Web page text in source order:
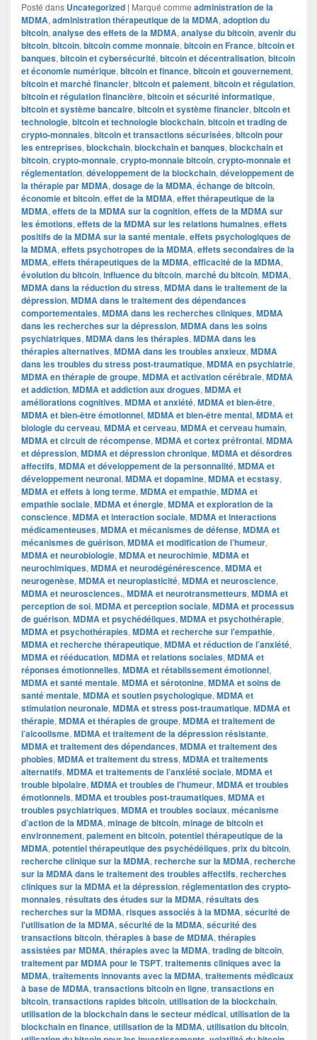
Posté dans Uncategorized | Marqué comme administration de la
MDMA, administration thérapeutique de la MDMA, adoption du
bitcoin, analyse des effets de la MDMA, analyse du bitcoin, avenir du
bitcoin, bitcoin, bitcoin comme monnaie, bitcoin en France, bitcoin et
banques, bitcoin et cybersécurité, bitcoin et décentralisation, bitcoin
et économie numérique, bitcoin et finance, bitcoin et gouvernement,
bitcoin et marché financier, bitcoin et paiement, bitcoin et régulation,
bitcoin et régulation financière, bitcoin et sécurité informatique,
bitcoin et système bancaire, bitcoin et système financier, bitcoin et
technologie, bitcoin et technologie blockchain, bitcoin et trading de
crypto-monnaies, bitcoin et transactions sécurisées, bitcoin pour
les entreprises, blockchain, blockchain et banques, blockchain et
bitcoin, crypto-monnaie, crypto-monnaie bitcoin, crypto-monnaie et
réglementation, développement de la blockchain, développement de
la thérapie par MDMA, dosage de la MDMA, échange de bitcoin,
économie et bitcoin, effet de la MDMA, effet thérapeutique de la
MDMA, effets de la MDMA sur la cognition, effets de la MDMA sur
les émotions, effets de la MDMA sur les relations humaines, effets
positifs de la MDMA sur la santé mentale, effets psychologiques de
la MDMA, effets psychotropes de la MDMA, effets secondaires de la
MDMA, effets thérapeutiques de la MDMA, efficacité de la MDMA,
évolution du bitcoin, influence du bitcoin, marché du bitcoin, MDMA,
MDMA dans la réduction du stress, MDMA dans le traitement de la
dépression, MDMA dans le traitement des dépendances
comportementales, MDMA dans les recherches cliniques, MDMA
dans les recherches sur la dépression, MDMA dans les soins
psychiatriques, MDMA dans les thérapies, MDMA dans les
thérapies alternatives, MDMA dans les troubles anxieux, MDMA
dans les troubles du stress post-traumatique, MDMA en psychiatrie,
MDMA en thérapie de groupe, MDMA et activation cérébrale, MDMA
et addiction, MDMA et addiction aux drogues, MDMA et
améliorations cognitives, MDMA et anxiété, MDMA et bien-être,
MDMA et bien-être émotionnel, MDMA et bien-être mental, MDMA et
biologie du cerveau, MDMA et cerveau, MDMA et cerveau humain,
MDMA et circuit de récompense, MDMA et cortex préfrontal, MDMA
et dépression, MDMA et dépression chronique, MDMA et désordres
affectifs, MDMA et développement de la personnalité, MDMA et
développement neuronal, MDMA et dopamine, MDMA et ecstasy,
MDMA et effets à long terme, MDMA et empathie, MDMA et
empathie sociale, MDMA et énergie, MDMA et exploration de la
conscience, MDMA et interaction sociale, MDMA et interactions
médicamenteuses, MDMA et mécanismes de défense, MDMA et
mécanismes de guérison, MDMA et modification de l’humeur,
MDMA et neurobiologie, MDMA et neurochimie, MDMA et
neurochimiques, MDMA et neurodégénérescence, MDMA et
neurogenèse, MDMA et neuroplasticité, MDMA et neuroscience,
MDMA et neurosciences., MDMA et neurotransmetteurs, MDMA et
perception de soi, MDMA et perception sociale, MDMA et processus
de guérison, MDMA et psychédéliques, MDMA et psychothérapie,
MDMA et psychothérapies, MDMA et recherche sur l'empathie,
MDMA et recherche thérapeutique, MDMA et réduction de l’anxiété,
MDMA et rééducation, MDMA et relations sociales, MDMA et
réponses émotionnelles, MDMA et rétablissement émotionnel,
MDMA et santé mentale, MDMA et sérotonine, MDMA et soins de
santé mentale, MDMA et soutien psychologique, MDMA et
stimulation neuronale, MDMA et stress post-traumatique, MDMA et
thérapie, MDMA et thérapies de groupe, MDMA et traitement de
l’alcoolisme, MDMA et traitement de la dépression résistante,
MDMA et traitement des dépendances, MDMA et traitement des
phobies, MDMA et traitement du stress, MDMA et traitements
alternatifs, MDMA et traitements de l’anxiété sociale, MDMA et
trouble bipolaire, MDMA et troubles de l'humeur, MDMA et troubles
émotionnels, MDMA et troubles post-traumatiques, MDMA et
troubles psychiatriques, MDMA et troubles sociaux, mécanisme
d’action de la MDMA, minage de bitcoin, minage de bitcoin et
environnement, paiement en bitcoin, potentiel thérapeutique de la
MDMA, potentiel thérapeutique des psychédéliques, prix du bitcoin,
recherche clinique sur la MDMA, recherche sur la MDMA, recherche
sur la MDMA dans le traitement des troubles affectifs, recherches
cliniques sur la MDMA et la dépression, réglementation des crypto-
monnaies, résultats des études sur la MDMA, résultats des
recherches sur la MDMA, risques associés à la MDMA, sécurité de
l'utilisation de la MDMA, sécurité de la MDMA, sécurité des
transactions bitcoin, thérapies à base de MDMA, thérapies
assistées par MDMA, thérapies avec la MDMA, trading de bitcoin,
traitement par MDMA pour le TSPT, traitements cliniques avec la
MDMA, traitements innovants avec la MDMA, traitements médicaux
à base de MDMA, transactions bitcoin en ligne, transactions en
bitcoin, transactions rapides bitcoin, utilisation de la blockchain,
utilisation de la blockchain dans le secteur médical, utilisation de la
blockchain en finance, utilisation de la MDMA, utilisation du bitcoin,